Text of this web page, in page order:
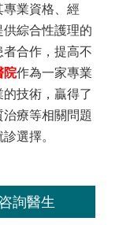
業資格、經
綜合性護理的
合作，提高不
院作為一家專業
技術，贏得了
療等相關問題
選擇。
咨詢醫生